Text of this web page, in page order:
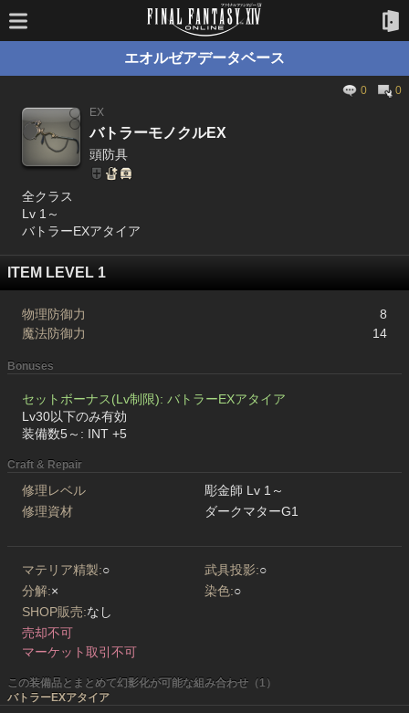
エオルゼアデータベース
0
0
EX
バトラーモノクルEX
頭防具
全クラス
Lv 1～
バトラーEXアタイア
ITEM LEVEL 1
物理防御力
8
魔法防御力
14
Bonuses
セットボーナス(Lv制限): バトラーEXアタイア
Lv30以下のみ有効
装備数5～: INT +5
Craft & Repair
修理レベル
彫金師 Lv 1～
修理資材
ダークマターG1
マテリア精製:○ 武具投影:○
分解:× 染色:○
SHOP販売:なし
売却不可
マーケット取引不可
この装備品とまとめて幻影化が可能な組み合わせ（1）
バトラーEXアタイア